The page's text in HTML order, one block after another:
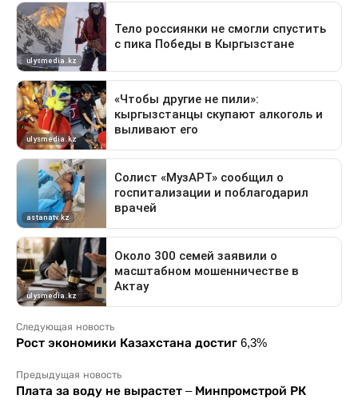
Следующая новость
Рост экономики Казахстана достиг 6,3%
Предыдущая новость
Плата за воду не вырастет – Минпромстрой РК